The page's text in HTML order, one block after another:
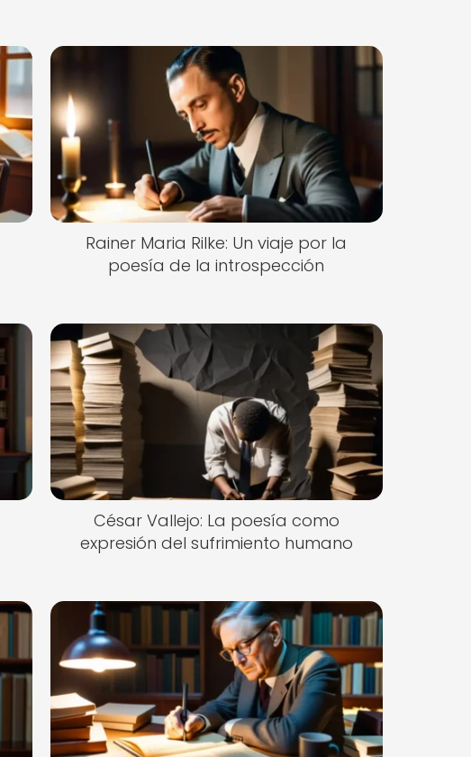
Rainer Maria Rilke: Un viaje por la
poesía de la introspección
César Vallejo: La poesía como
expresión del sufrimiento humano